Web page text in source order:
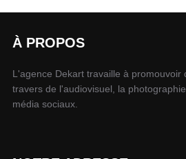
À PROPOS
L'agence Dekart travaille à promouvoir
travers de l'audiovisuel, la
média sociaux.